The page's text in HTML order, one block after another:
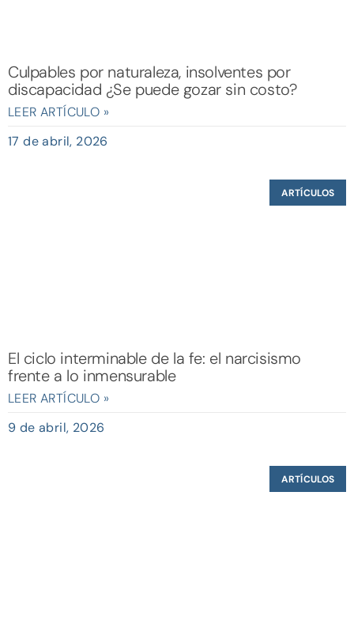
Culpables por naturaleza, insolventes por
discapacidad ¿Se puede gozar sin costo?
LEER ARTÍCULO »
17 de abril, 2026
ARTÍCULOS
El ciclo interminable de la fe: el narcisismo
frente a lo inmensurable
LEER ARTÍCULO »
9 de abril, 2026
ARTÍCULOS